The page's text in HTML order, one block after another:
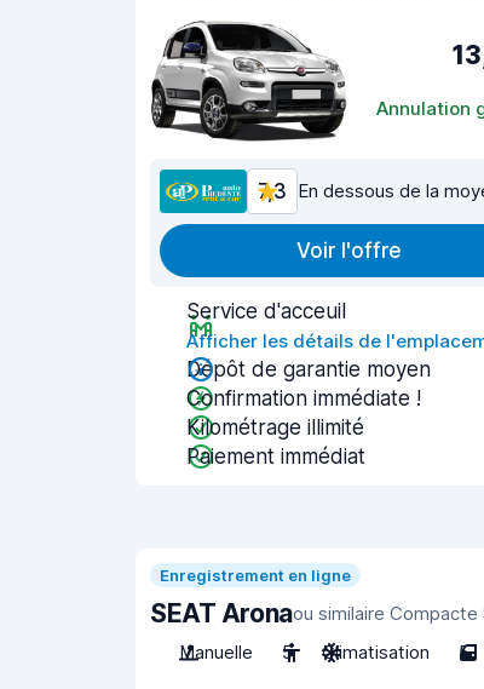
Annulation
7,3 En dessous de la
Voir l'offre
Service d'acceuil
Afficher les détails de
Dépôt de garantie moyen
Confirmation immédiate !
Kilométrage illimité
Paiement immédiat
Enregistrement en ligne
SEAT Aronaou similaire Compacte
Manuelle
5 Climatisation 5